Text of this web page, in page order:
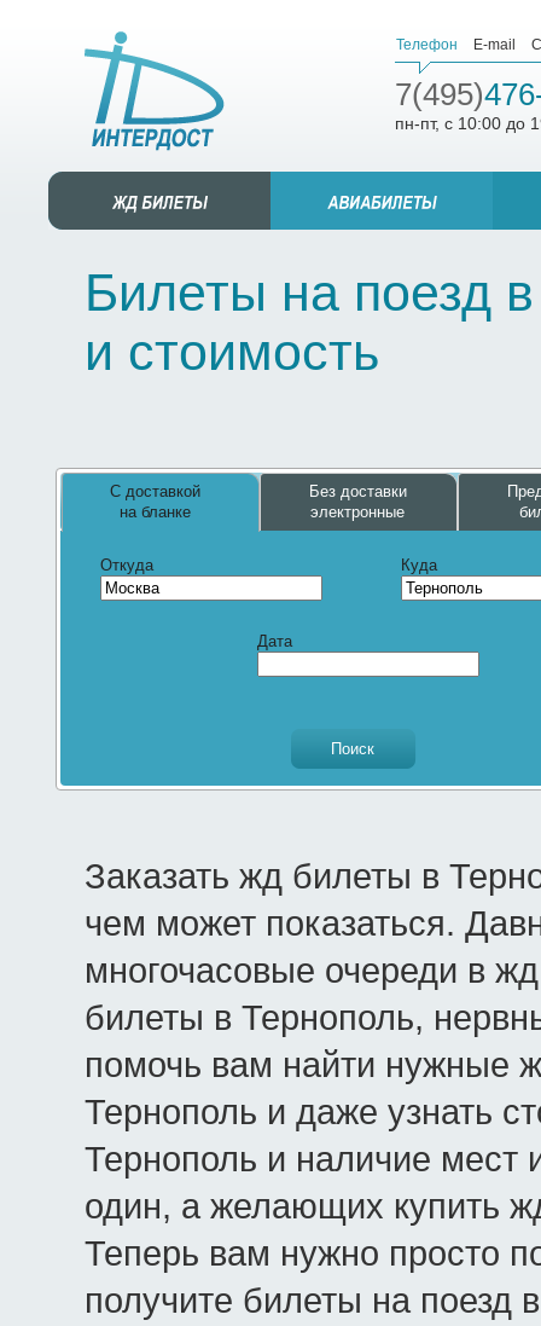
Телефон E-mail
7(495)
пн-пт, с 10:00 до
Билеты на поезд
и стоимость
С доставкой
на бланке
Без доставки
электронные
Откуда Куда
Дата
Заказать жд билеты в
чем может показаться.
многочасовые очереди в
билеты в Тернополь,
помочь вам найти нужные
Тернополь и даже узнать
Тернополь и наличие мест
один, а желающих купить
Теперь вам нужно просто
получите билеты на поезд